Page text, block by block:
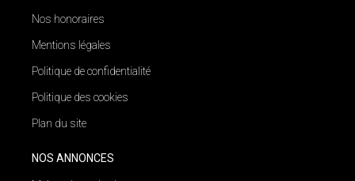
Nos honoraires
Mentions légales
Politique de confidentialité
Politique des cookies
Plan du site
NOS ANNONCES